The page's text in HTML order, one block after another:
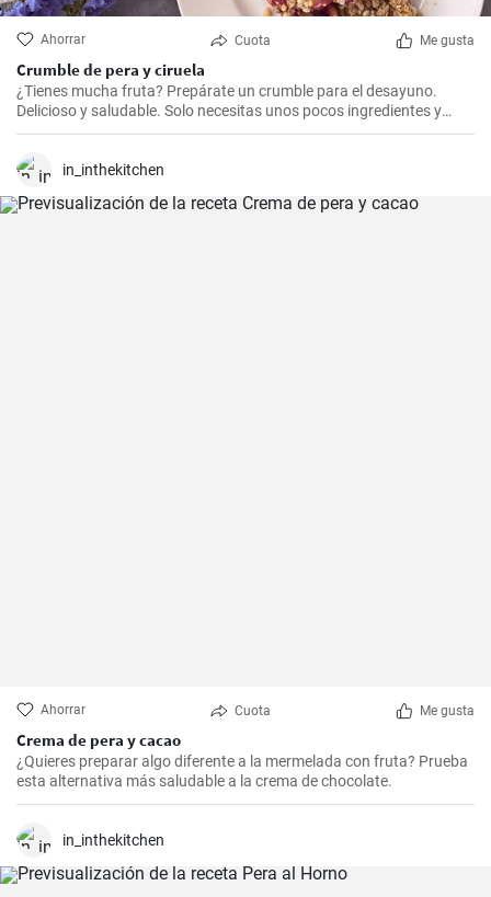
Ahorrar Cuota Me gusta
Crumble de pera y ciruela
¿Tienes mucha fruta? Prepárate un crumble para el desayuno.
Delicioso y saludable. Solo necesitas unos pocos ingredientes y
estará listo en un dos por tres.
in_inthekitchen
Ahorrar Cuota Me gusta
Crema de pera y cacao
¿Quieres preparar algo diferente a la mermelada con fruta? Prueba
esta alternativa más saludable a la crema de chocolate.
in_inthekitchen